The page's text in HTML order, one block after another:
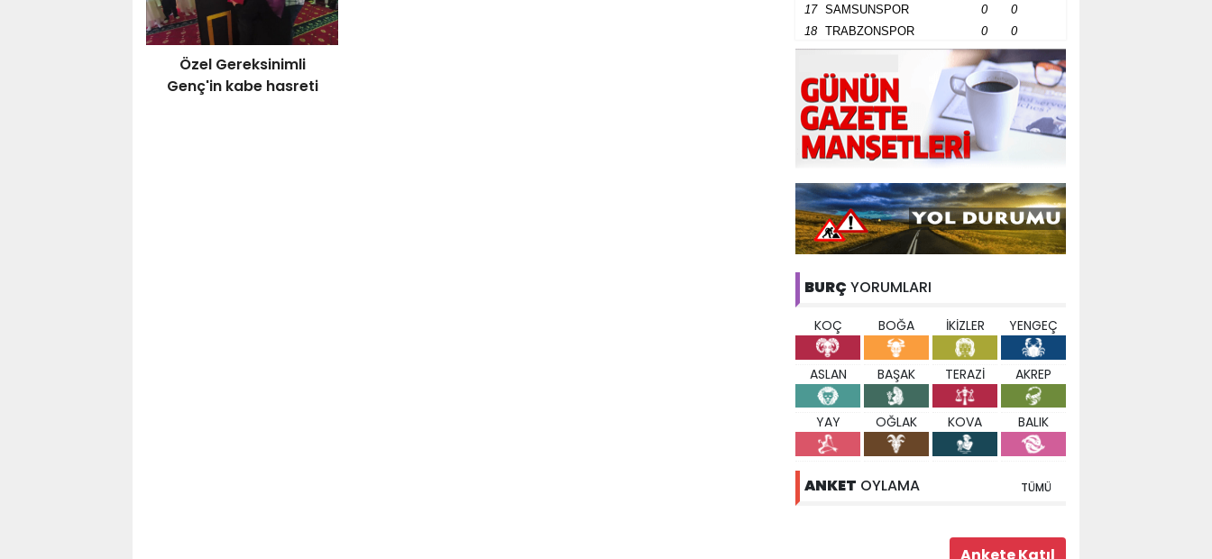
Özel Gereksinimli
Genç'in kabe hasreti
17
SAMSUNSPOR 0
0
18
TRABZONSPOR 0 0
BURÇ YORUMLARI
KOÇ BOĞA İKİZLER YENGEÇ
ASLAN BAŞAK TERAZİ AKREP
YAY OĞLAK KOVA BALIK
ANKET OYLAMA TÜMÜ